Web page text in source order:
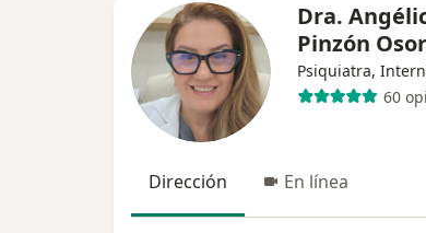
Dra.
Pinzón
Psiquiatra,
60
Dirección En línea